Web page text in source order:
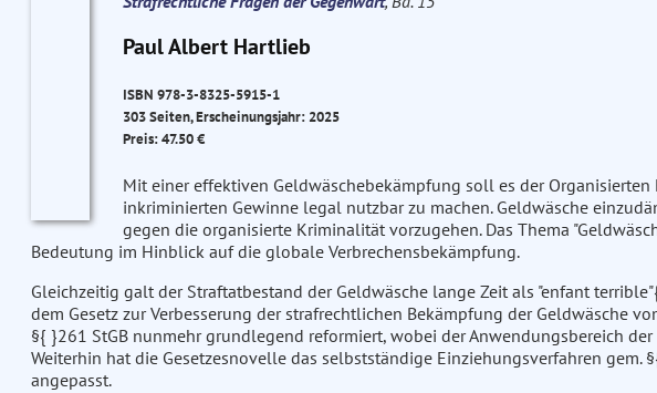
Paul Albert Hartlieb
ISBN 978-3-8325-5915-1
303 Seiten, Erscheinungsjahr: 2025
Preis: 47.50 €
Mit einer effektiven Geldwäschebekämpfung soll es der
inkriminierten Gewinne legal nutzbar zu machen. Geldwäsche
gegen die organisierte Kriminalität vorzugehen. Das Thema
Bedeutung im Hinblick auf die globale Verbrechensbekämpfung.
Gleichzeitig galt der Straftatbestand der Geldwäsche lange Zeit als "enfant
dem Gesetz zur Verbesserung der strafrechtlichen Bekämpfung der Geldwäsche
§{ }261 StGB nunmehr grundlegend reformiert, wobei der Anwendungsbereich
Weiterhin hat die Gesetzesnovelle das selbstständige Einziehungsverfahren gem.
angepasst.